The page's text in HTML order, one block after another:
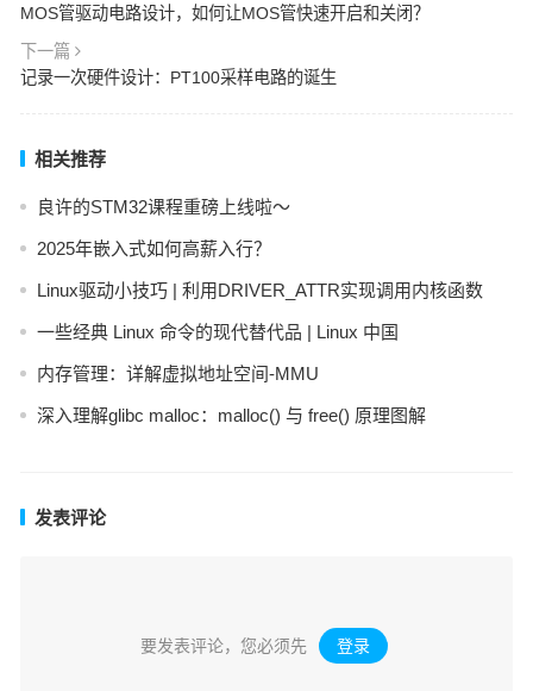
MOS管驱动电路设计，如何让MOS管快速开启和关闭？
下一篇
记录一次硬件设计：PT100采样电路的诞生
相关推荐
良许的STM32课程重磅上线啦～
2025年嵌入式如何高薪入行？
Linux驱动小技巧 | 利用DRIVER_ATTR实现调用内核函数
一些经典 Linux 命令的现代替代品 | Linux 中国
内存管理：详解虚拟地址空间-MMU
深入理解glibc malloc：malloc() 与 free() 原理图解
发表评论
要发表评论，您必须先 登录 。